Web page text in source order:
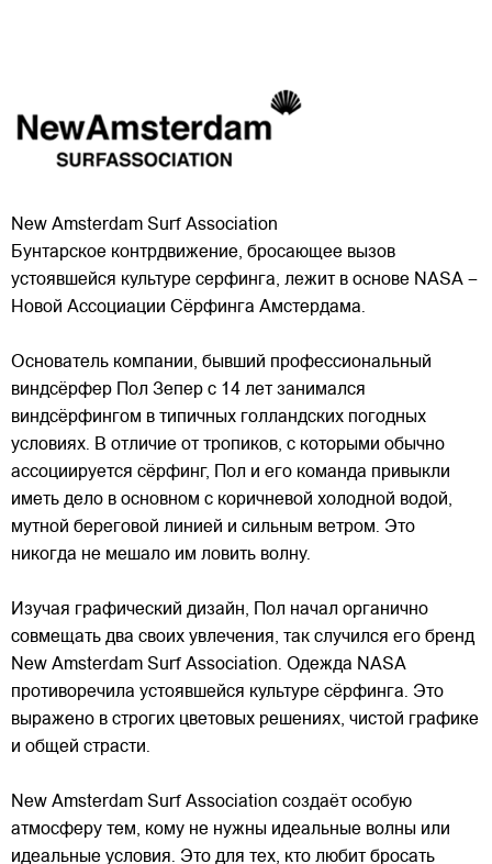
New Amsterdam Surf Association
Бунтарское контрдвижение, бросающее вызов
устоявшейся культуре серфинга, лежит в основе NASA –
Новой Ассоциации Сёрфинга Амстердама.
Основатель компании, бывший профессиональный
виндсёрфер Пол Зепер с 14 лет занимался
виндсёрфингом в типичных голландских погодных
условиях. В отличие от тропиков, с которыми обычно
ассоциируется сёрфинг, Пол и его команда привыкли
иметь дело в основном с коричневой холодной водой,
мутной береговой линией и сильным ветром. Это
никогда не мешало им ловить волну.
Изучая графический дизайн, Пол начал органично
совмещать два своих увлечения, так случился его бренд
New Amsterdam Surf Association. Одежда NASA
противоречила устоявшейся культуре сёрфинга. Это
выражено в строгих цветовых решениях, чистой графике
и общей страсти.
New Amsterdam Surf Association создаёт особую
атмосферу тем, кому не нужны идеальные волны или
идеальные условия. Это для тех, кто любит бросать